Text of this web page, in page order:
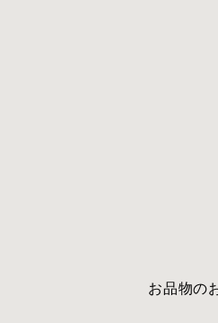
お品物の